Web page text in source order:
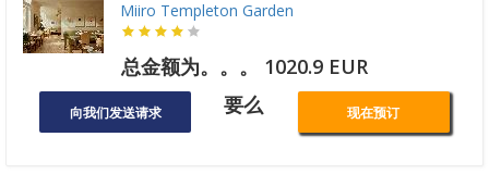
Miiro Templeton Garden
总金额为。。。 1020.9 EUR
向我们发送请求 要么 现在预订